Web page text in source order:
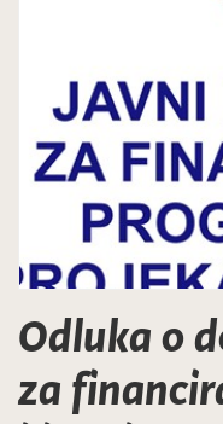
Odluka o
za